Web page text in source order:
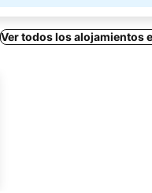
Ver todos los alojamientos